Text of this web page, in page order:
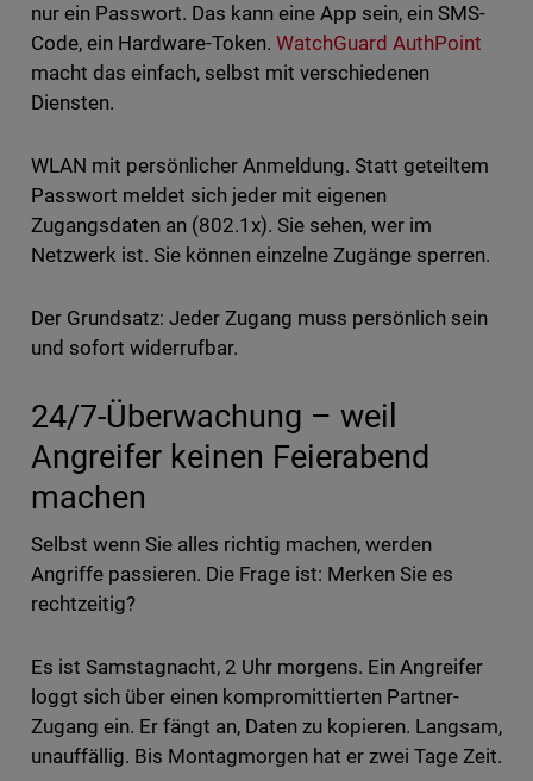
nur ein Passwort. Das kann eine App sein, ein SMS-
Code, ein Hardware-Token. WatchGuard AuthPoint
macht das einfach, selbst mit verschiedenen
Diensten.
WLAN mit persönlicher Anmeldung. Statt geteiltem
Passwort meldet sich jeder mit eigenen
Zugangsdaten an (802.1x). Sie sehen, wer im
Netzwerk ist. Sie können einzelne Zugänge sperren.
Der Grundsatz: Jeder Zugang muss persönlich sein
und sofort widerrufbar.
24/7-Überwachung – weil
Angreifer keinen Feierabend
machen
Selbst wenn Sie alles richtig machen, werden
Angriffe passieren. Die Frage ist: Merken Sie es
rechtzeitig?
Es ist Samstagnacht, 2 Uhr morgens. Ein Angreifer
loggt sich über einen kompromittierten Partner-
Zugang ein. Er fängt an, Daten zu kopieren. Langsam,
unauffällig. Bis Montagmorgen hat er zwei Tage Zeit.